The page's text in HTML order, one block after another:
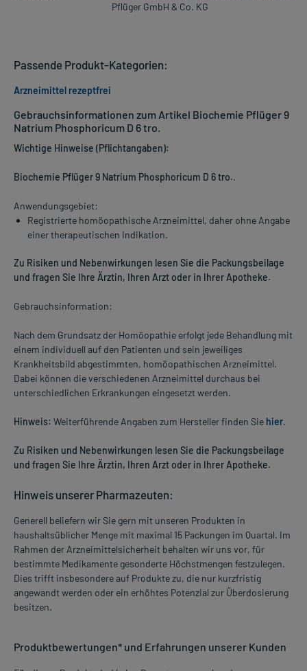
Pflüger GmbH & Co. KG
Gebrauchsinformationen zum Artikel Biochemie Pflüger 9
Natrium Phosphoricum D 6 tro.
Wichtige Hinweise (Pflichtangaben):
Biochemie Pflüger 9 Natrium Phosphoricum D 6 tro..
Anwendungsgebiet:
Registrierte homöopathische Arzneimittel, daher ohne Angabe
einer therapeutischen Indikation.
Zu Risiken und Nebenwirkungen lesen Sie die Packungsbeilage
und fragen Sie Ihre Ärztin, Ihren Arzt oder in Ihrer Apotheke.
Gebrauchsinformation:
Nach dem Grundsatz der Homöopathie erfolgt jede Behandlung mit
einem individuell auf den Patienten und sein jeweiliges
Krankheitsbild abgestimmten, homöopathischen Arzneimittel.
Dabei können die verschiedenen Arzneimittel durchaus bei
unterschiedlichen Erkrankungen eingesetzt werden.
Hinweis: Weiterführende Angaben zum Hersteller finden Sie hier.
Zu Risiken und Nebenwirkungen lesen Sie die Packungsbeilage
und fragen Sie Ihre Ärztin, Ihren Arzt oder in Ihrer Apotheke.
Hinweis unserer Pharmazeuten:
Generell beliefern wir Sie gern mit unseren Produkten in
haushaltsüblicher Menge mit maximal 15 Packungen im Quartal. Im
Rahmen der Arzneimittelsicherheit behalten wir uns vor, für
bestimmte Medikamente gesonderte Höchstmengen festzulegen.
Dies trifft insbesondere auf Produkte zu, die nur kurzfristig
angewandt werden oder ein erhöhtes Potenzial zur Überdosierung
besitzen.
Produktbewertungen* und Erfahrungen unserer Kunden
Passende Produkt-Kategorien:
Arzneimittel rezeptfrei